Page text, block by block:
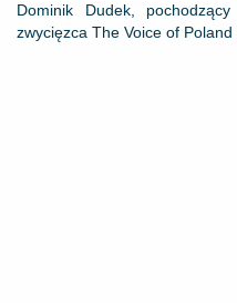
Dominik Dudek,
zwycięzca The Voice of Poland